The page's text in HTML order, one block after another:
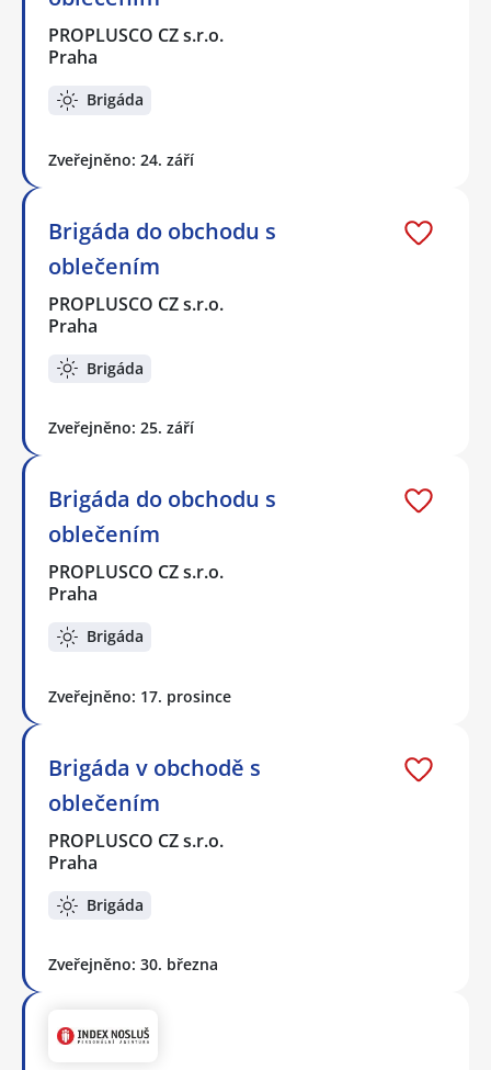
PROPLUSCO CZ s.r.o.
Praha
Brigáda
Zveřejněno: 24. září
Brigáda do obchodu s
oblečením
PROPLUSCO CZ s.r.o.
Praha
Brigáda
Zveřejněno: 25. září
Brigáda do obchodu s
oblečením
PROPLUSCO CZ s.r.o.
Praha
Brigáda
Zveřejněno: 17. prosince
Brigáda v obchodě s
oblečením
PROPLUSCO CZ s.r.o.
Praha
Brigáda
Zveřejněno: 30. března